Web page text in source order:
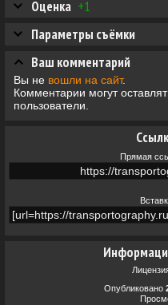
Опубликовано
Оценка +1
Прямая
Параметры съёмки
Ваш комментарий
Вы не вошли на сайт.
Комментарии могут
пользователи.